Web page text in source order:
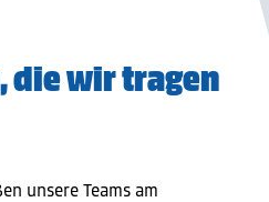
die wir tragen
unsere Teams am